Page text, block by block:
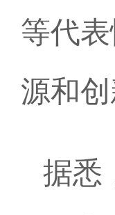
等代
源和创
据悉